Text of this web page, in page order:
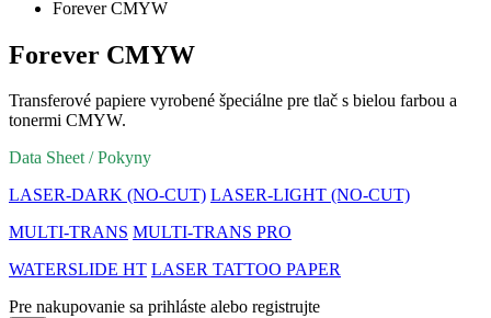
Forever CMYW
Forever CMYW
Transferové papiere vyrobené špeciálne pre tlač s bielou farbou a
tonermi CMYW.
Data Sheet / Pokyny
LASER-DARK (NO-CUT) LASER-LIGHT (NO-CUT)
MULTI-TRANS MULTI-TRANS PRO
WATERSLIDE HT LASER TATTOO PAPER
Pre nakupovanie sa prihláste alebo registrujte